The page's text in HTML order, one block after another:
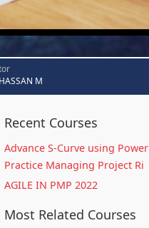
M
Recent Courses
Advance S-Curve using Power
Practice Managing Project Ri
AGILE IN PMP 2022
Most Related Courses